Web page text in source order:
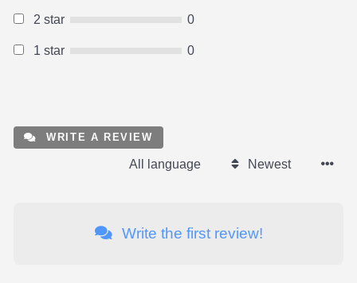
2 star 0
1 star 0
WRITE A REVIEW
All language Newest
Write the first review!